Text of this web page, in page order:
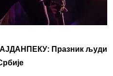
Празник људи